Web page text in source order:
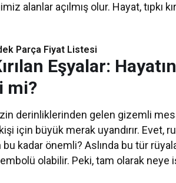
alanlar açılmış olur. Hayat, tıpkı
Parça Fiyat Listesi​
Eşyalar:
mi?
derinliklerinden gelen gizemli
için büyük merak uyandırır. Evet,
kadar önemli? Aslında bu tür
olabilir. Peki, tam olarak neye